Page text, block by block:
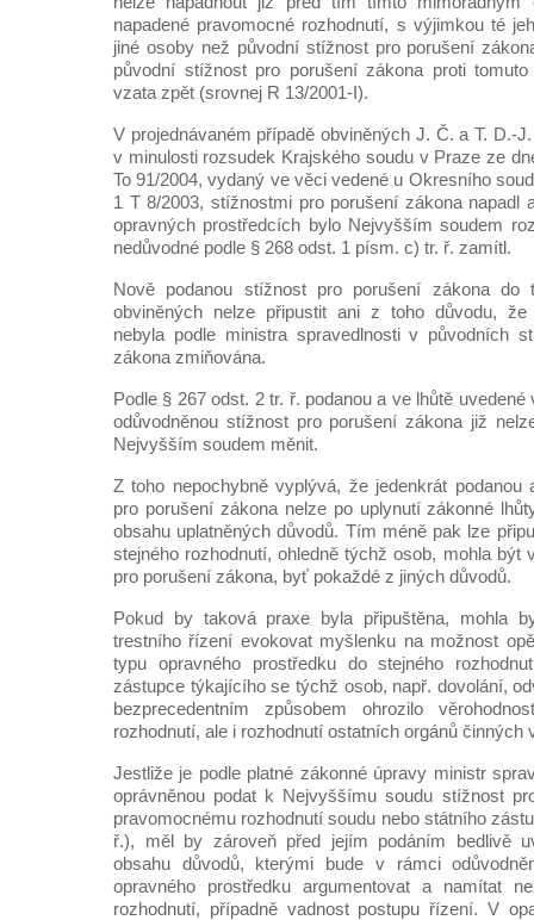
napadené pravomocné rozhodnutí, s výjimkou té
jiné osoby než původní stížnost pro porušení
původní stížnost pro porušení zákona proti
vzata zpět (srovnej R 13/2001-I).
V projednávaném případě obviněných J. Č. a T. D.-
v minulosti rozsudek Krajského soudu v Praze ze
To 91/2004, vydaný ve věci vedené u Okresního
1 T 8/2003, stížnostmi pro porušení zákona napadl
opravných prostředcích bylo Nejvyšším soudem
nedůvodné podle § 268 odst. 1 písm. c) tr. ř. zamítl.
Nově podanou stížnost pro porušení zákona do
obviněných nelze připustit ani z toho důvodu, že
nebyla podle ministra spravedlnosti v původních
zákona zmiňována.
Podle § 267 odst. 2 tr. ř. podanou a ve lhůtě
odůvodněnou stížnost pro porušení zákona již
Nejvyšším soudem měnit.
Z toho nepochybně vyplývá, že jedenkrát podanou
pro porušení zákona nelze po uplynutí zákonné
obsahu uplatněných důvodů. Tím méně pak lze
stejného rozhodnutí, ohledně týchž osob, mohla být
pro porušení zákona, byť pokaždé z jiných důvodů.
Pokud by taková praxe byla připuštěna, mohla
trestního řízení evokovat myšlenku na možnost
typu opravného prostředku do stejného
zástupce týkajícího se týchž osob, např. dovolání,
bezprecedentním způsobem ohrozilo
rozhodnutí, ale i rozhodnutí ostatních orgánů činných
Jestliže je podle platné zákonné úpravy ministr
oprávněnou podat k Nejvyššímu soudu stížnost
pravomocnému rozhodnutí soudu nebo státního
ř.), měl by zároveň před jejím podáním bedlivě
obsahu důvodů, kterými bude v rámci
opravného prostředku argumentovat a namítat
rozhodnutí, případně vadnost postupu řízení. V